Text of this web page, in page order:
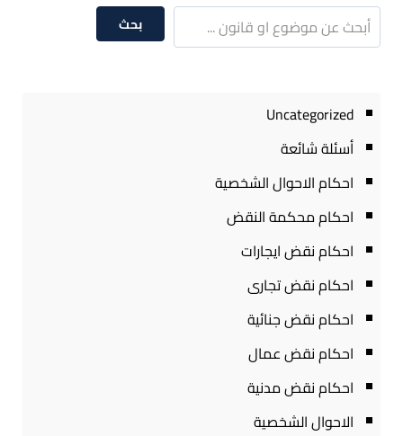
بحث
Uncategorized
أسئلة شائعة
احكام الاحوال الشخصية
احكام محكمة النقض
احكام نقض ايجارات
احكام نقض تجارى
احكام نقض جنائية
احكام نقض عمال
احكام نقض مدنية
الاحوال الشخصية